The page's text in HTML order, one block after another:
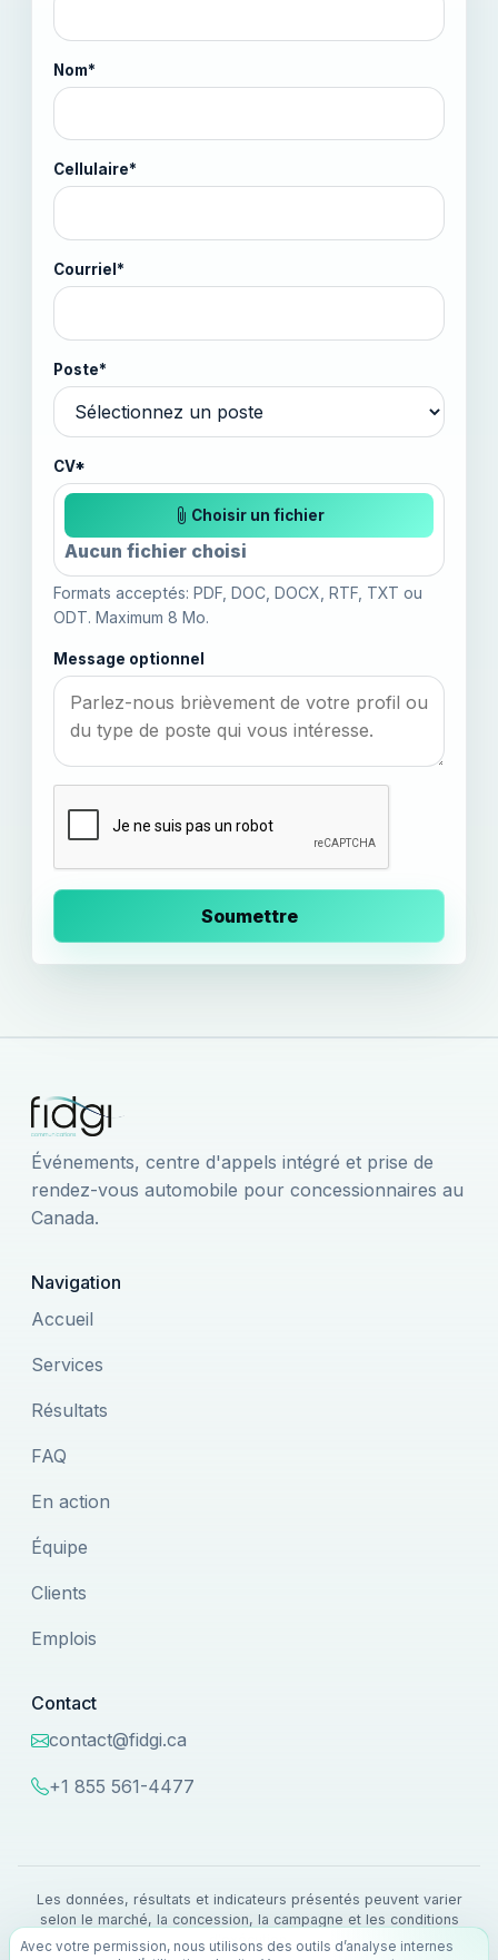
Nom*
Cellulaire*
Courriel*
Poste*
CV*
Choisir un fichier
Aucun fichier choisi
Formats acceptés: PDF, DOC, DOCX, RTF, TXT ou
ODT. Maximum 8 Mo.
Message optionnel
Soumettre
Événements, centre d'appels intégré et prise de
rendez-vous automobile pour concessionnaires au
Canada.
Navigation
Accueil
Services
Résultats
FAQ
En action
Équipe
Clients
Emplois
Contact
contact@fidgi.ca
+1 855 561-4477
Les données, résultats et indicateurs présentés peuvent varier
selon le marché, la concession, la campagne et les conditions
d'exécution.
Avec votre permission, nous utilisons des outils d’analyse internes